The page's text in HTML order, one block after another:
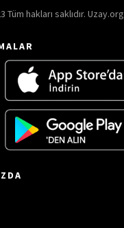
Tüm hakları saklıdır. Uzay.org